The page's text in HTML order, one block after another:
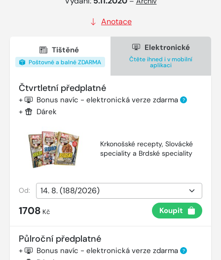
Anotace
Tištěné
Poštovné a balné ZDARMA
Elektronické
Čtěte ihned i v mobilní
aplikaci
Čtvrtletní předplatné
+ Bonus navíc - elektronická verze zdarma ?
+ Dárek
Krkonošské recepty, Slovácké
speciality a Brdské speciality
Od:
1708 Kč Koupit
Půlroční předplatné
+ Bonus navíc - elektronická verze zdarma ?